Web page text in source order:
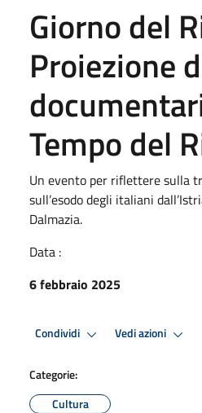
Giorno del
Proiezione
Tempo del
Un evento per riflettere sulla
sull’esodo degli italiani
Dalmazia.
Data :
6 febbraio 2025
Condividi Vedi azioni
Categorie:
Cultura